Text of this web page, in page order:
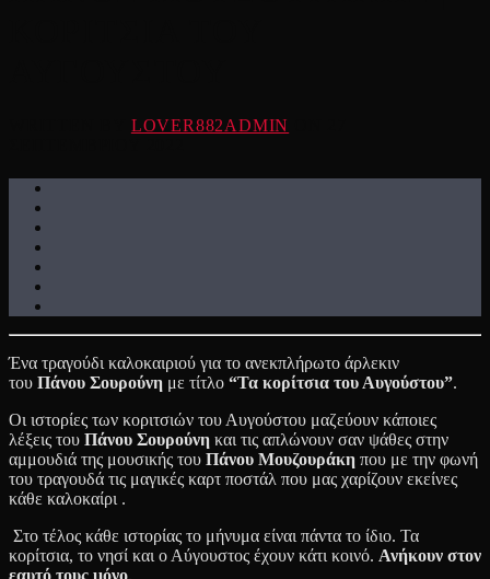
LOVER882ADMIN
Ένα τραγούδι καλοκαιριού για το ανεκπλήρωτο άρλεκιν
του Πάνου Σουρούνη με τίτλο “Τα κορίτσια του Αυγούστου”.
Οι ιστορίες των κοριτσιών του Αυγούστου μαζεύουν κάποιες
λέξεις του Πάνου Σουρούνη και τις απλώνουν σαν ψάθες στην
αμμουδιά της μουσικής του Πάνου Μουζουράκη που με την φωνή
του τραγουδά τις μαγικές καρτ ποστάλ που μας χαρίζουν εκείνες
κάθε καλοκαίρι .
Στο τέλος κάθε ιστορίας το μήνυμα είναι πάντα το ίδιο. Τα
κορίτσια, το νησί και ο Αύγουστος έχουν κάτι κοινό. Ανήκουν στον